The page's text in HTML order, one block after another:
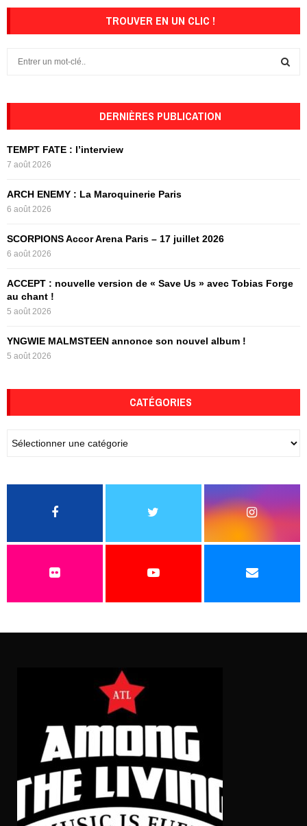
TROUVER EN UN CLIC !
h
o
r
DERNIÈRES PUBLICATION
TEMPT FATE : l’interview
7 août 2026
ARCH ENEMY : La Maroquinerie Paris
6 août 2026
SCORPIONS Accor Arena Paris – 17 juillet 2026
6 août 2026
ACCEPT : nouvelle version de « Save Us » avec Tobias Forge
au chant !
5 août 2026
YNGWIE MALMSTEEN annonce son nouvel album !
5 août 2026
CATÉGORIES